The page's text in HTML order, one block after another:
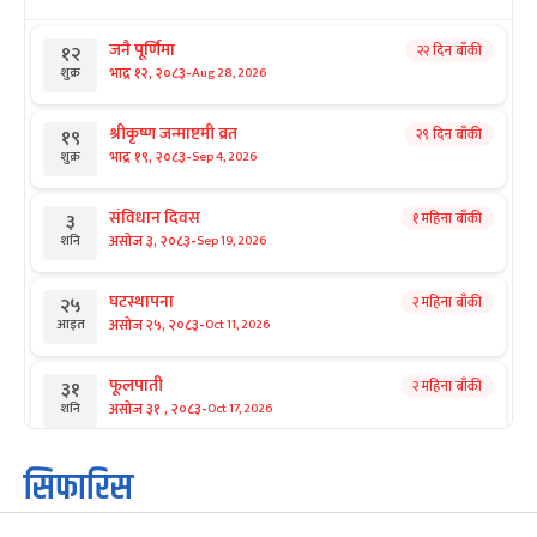
१२
शुक्र
जनै पूर्णिमा
भाद्र १२, २०८३-Aug 28, 2026
२२ दिन बाँकी
१९
शुक्र
श्रीकृष्ण जन्माष्टमी व्रत
भाद्र १९, २०८३-Sep 4, 2026
२९ दिन बाँकी
३
शनि
संविधान दिवस
असोज ३, २०८३-Sep 19, 2026
१ महिना बाँकी
२५
आइत
घटस्थापना
असोज २५, २०८३-Oct 11, 2026
२ महिना बाँकी
३१
शनि
फूलपाती
असोज ३१ , २०८३-Oct 17, 2026
२ महिना बाँकी
१
आइत
कार्तिक सङ्क्रान्ति
कार्तिक १, २०८३
सिफारिस